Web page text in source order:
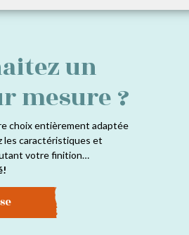
un
mesure ?
choix entièrement adaptée
les caractéristiques et
votre finition…